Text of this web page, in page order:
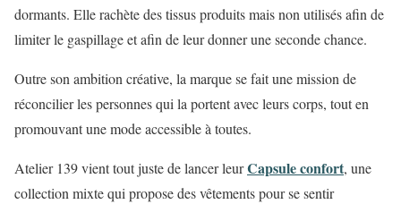
dormants. Elle rachète des tissus produits mais non utilisés afin de
limiter le gaspillage et afin de leur donner une seconde chance.
Outre son ambition créative, la marque se fait une mission de
réconcilier les personnes qui la portent avec leurs corps, tout en
promouvant une mode accessible à toutes.
Atelier 139 vient tout juste de lancer leurCapsule confort, une
collection mixte qui propose des vêtements pour se sentir